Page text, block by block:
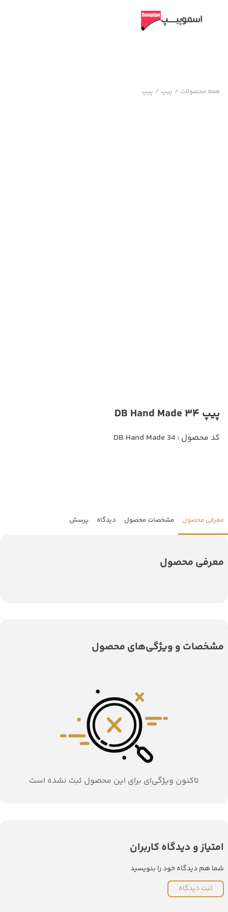
همه محصولات / پیپ / پیپ
پیپ DB Hand Made 34
کد محصول : DB Hand Made 34
معرفی محصول مشخصات محصول دیدگاه پرسش
معرفی محصول
مشخصات و ویژگی‌های محصول
تاکنون ویژگی‌ای برای این محصول ثبت نشده است
امتیاز و دیدگاه کاربران
شما هم دیدگاه خود را بنویسید
ثبت دیدگاه